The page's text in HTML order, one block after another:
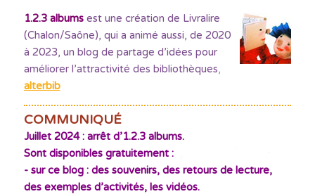
1.2.3 albumsest une création de Livralire
(Chalon/Saône), qui a animé aussi, de 2020
à 2023, un blog de partage d’idées pour
améliorer l’attractivité des bibliothèques,
alterbib
COMMUNIQUÉ
Juillet 2024 : arrêt d’1.2.3 albums.
Sont disponibles gratuitement :
- sur ce blog : des souvenirs, des retours de lecture,
des exemples d’activités, les vidéos.